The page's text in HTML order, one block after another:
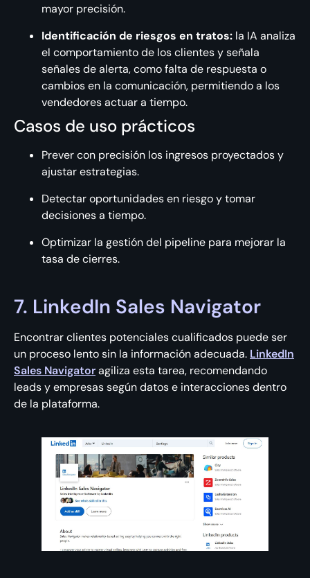
mayor precisión.
Identificación de riesgos en tratos: la IA analiza
el comportamiento de los clientes y señala
señales de alerta, como falta de respuesta o
cambios en la comunicación, permitiendo a los
vendedores actuar a tiempo.
Casos de uso prácticos
Prever con precisión los ingresos proyectados y
ajustar estrategias.
Detectar oportunidades en riesgo y tomar
decisiones a tiempo.
Optimizar la gestión del pipeline para mejorar la
tasa de cierres.
7. LinkedIn Sales Navigator
Encontrar clientes potenciales cualificados puede ser
un proceso lento sin la información adecuada. LinkedIn
Sales Navigatoragiliza esta tarea, recomendando
leads y empresas según datos e interacciones dentro
de la plataforma.